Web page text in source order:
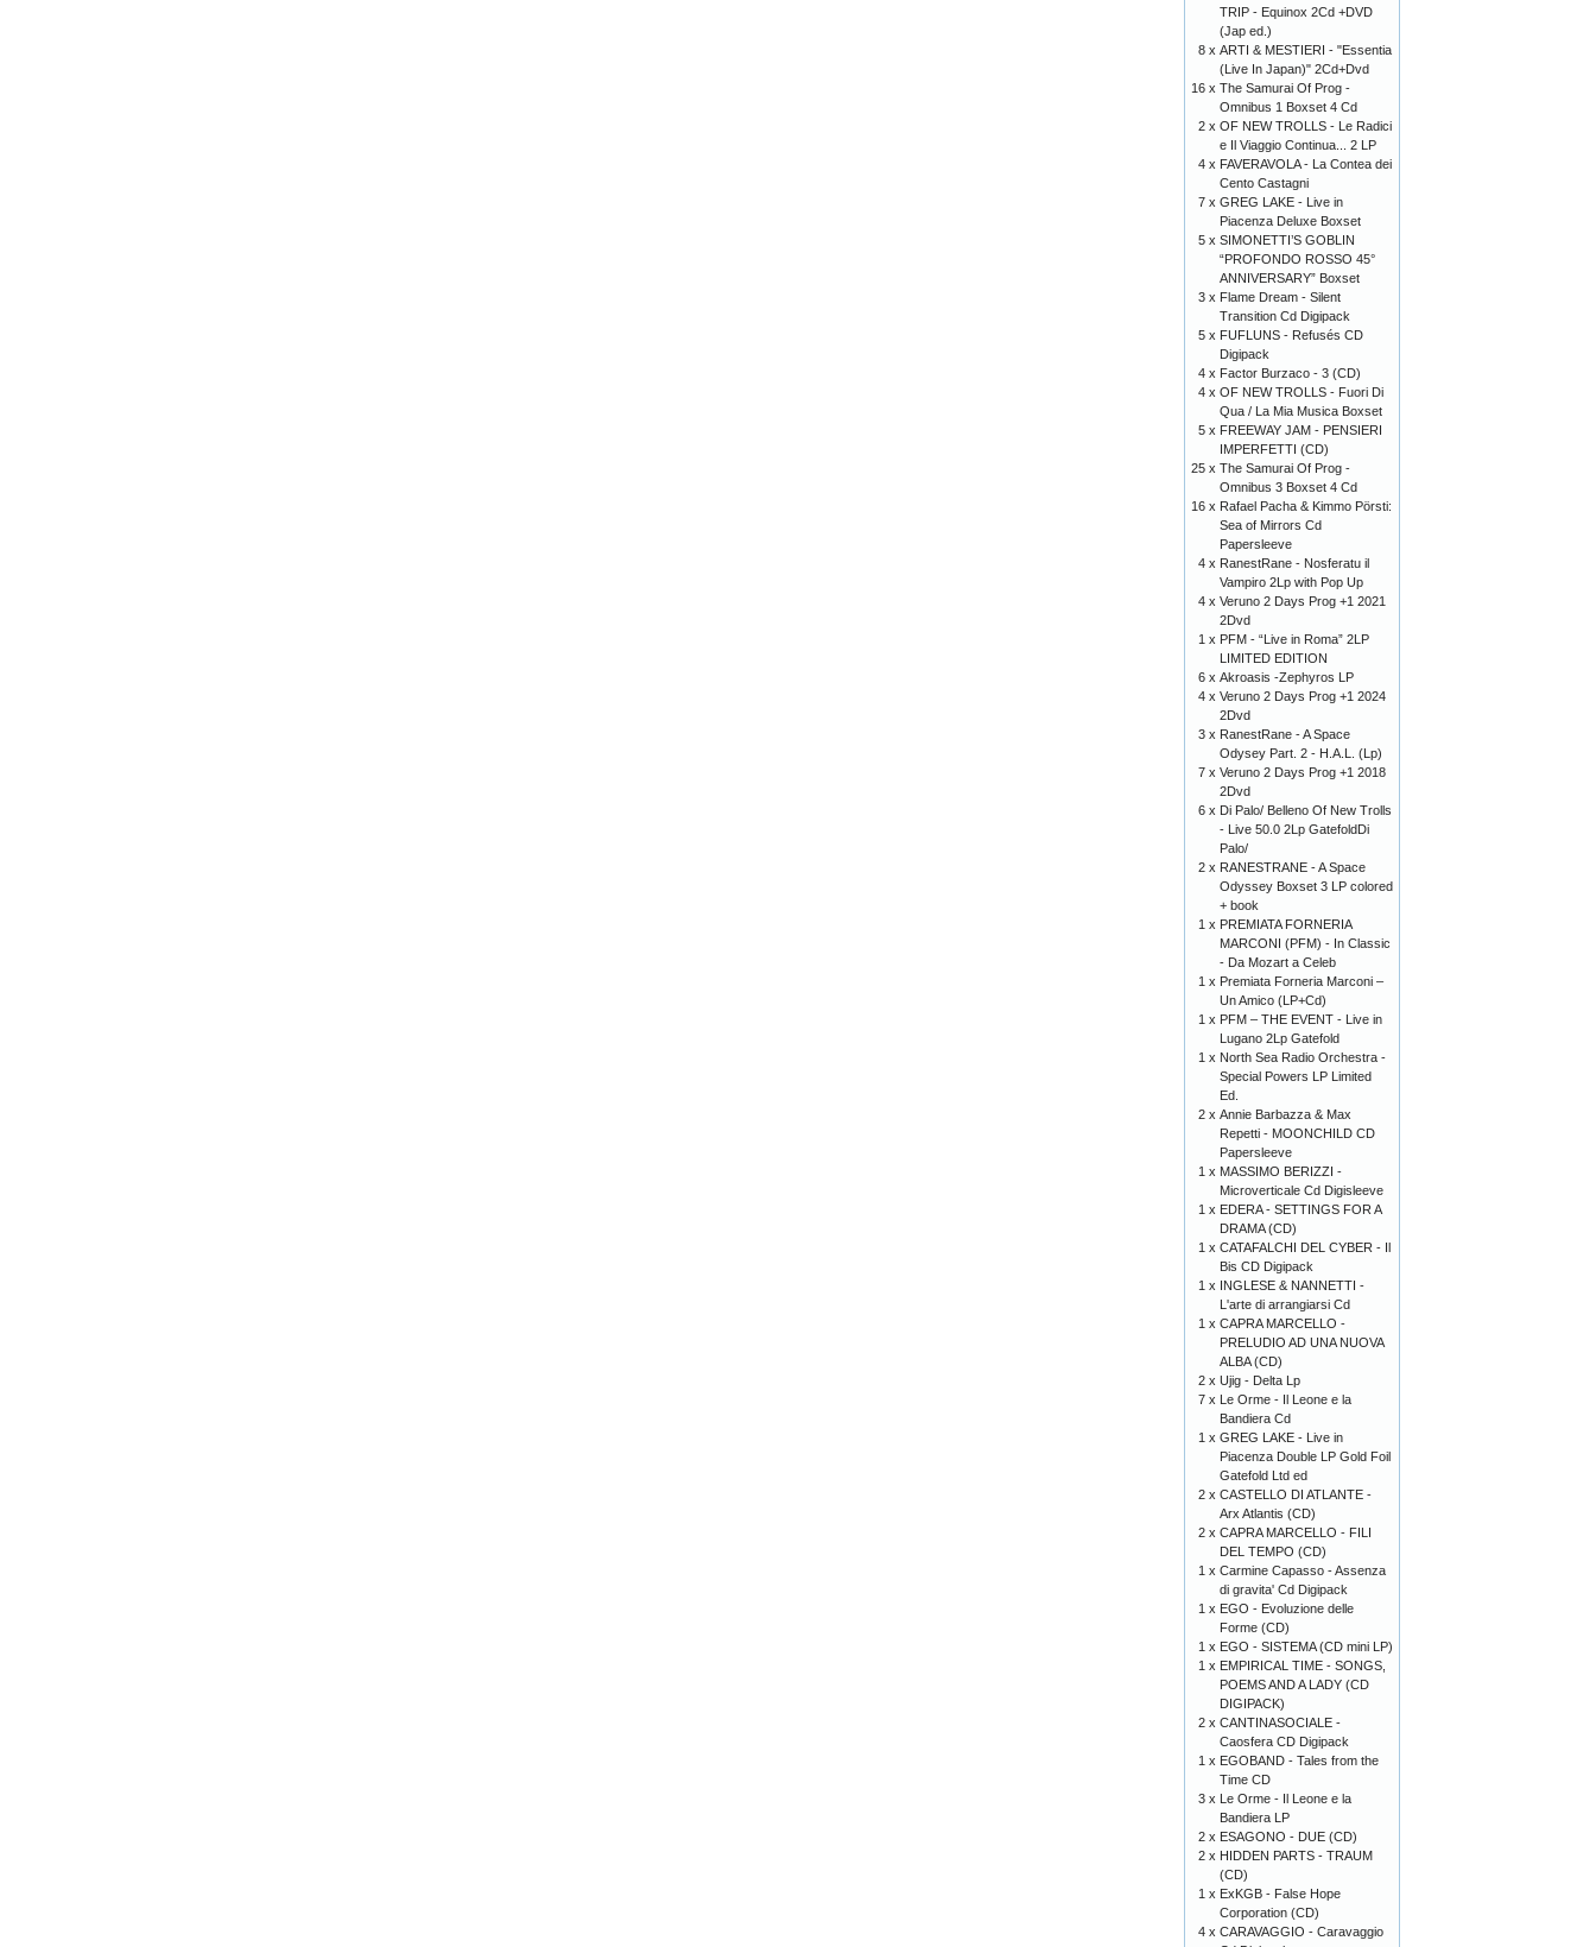
TRIP - Equinox 2Cd +DVD
(Jap ed.)
8 x ARTI & MESTIERI - "Essentia
(Live In Japan)" 2Cd+Dvd
16 x The Samurai Of Prog -
Omnibus 1 Boxset 4 Cd
2 x OF NEW TROLLS - Le Radici
e Il Viaggio Continua... 2 LP
4 x FAVERAVOLA - La Contea dei
Cento Castagni
7 x GREG LAKE - Live in
Piacenza Deluxe Boxset
5 x SIMONETTI’S GOBLIN
“PROFONDO ROSSO 45°
ANNIVERSARY” Boxset
3 x Flame Dream - Silent
Transition Cd Digipack
5 x FUFLUNS - Refusés CD
Digipack
4 x Factor Burzaco - 3 (CD)
4 x OF NEW TROLLS - Fuori Di
Qua / La Mia Musica Boxset
5 x FREEWAY JAM - PENSIERI
IMPERFETTI (CD)
25 x The Samurai Of Prog -
Omnibus 3 Boxset 4 Cd
16 x Rafael Pacha & Kimmo Pörsti:
Sea of Mirrors Cd
Papersleeve
4 x RanestRane - Nosferatu il
Vampiro 2Lp with Pop Up
4 x Veruno 2 Days Prog +1 2021
2Dvd
1 x PFM - “Live in Roma” 2LP
LIMITED EDITION
6 x Akroasis -Zephyros LP
4 x Veruno 2 Days Prog +1 2024
2Dvd
3 x RanestRane - A Space
Odysey Part. 2 - H.A.L. (Lp)
7 x Veruno 2 Days Prog +1 2018
2Dvd
6 x Di Palo/ Belleno Of New Trolls
- Live 50.0 2Lp GatefoldDi
Palo/
2 x RANESTRANE - A Space
Odyssey Boxset 3 LP colored
+ book
1 x PREMIATA FORNERIA
MARCONI (PFM) - In Classic
- Da Mozart a Celeb
1 x Premiata Forneria Marconi –
Un Amico (LP+Cd)
1 x PFM – THE EVENT - Live in
Lugano 2Lp Gatefold
1 x North Sea Radio Orchestra -
Special Powers LP Limited
Ed.
2 x Annie Barbazza & Max
Repetti - MOONCHILD CD
Papersleeve
1 x MASSIMO BERIZZI -
Microverticale Cd Digisleeve
1 x EDERA - SETTINGS FOR A
DRAMA (CD)
1 x CATAFALCHI DEL CYBER - Il
Bis CD Digipack
1 x INGLESE & NANNETTI -
L'arte di arrangiarsi Cd
1 x CAPRA MARCELLO -
PRELUDIO AD UNA NUOVA
ALBA (CD)
2 x Ujig - Delta Lp
7 x Le Orme - Il Leone e la
Bandiera Cd
1 x GREG LAKE - Live in
Piacenza Double LP Gold Foil
Gatefold Ltd ed
2 x CASTELLO DI ATLANTE -
Arx Atlantis (CD)
2 x CAPRA MARCELLO - FILI
DEL TEMPO (CD)
1 x Carmine Capasso - Assenza
di gravita' Cd Digipack
1 x EGO - Evoluzione delle
Forme (CD)
1 x EGO - SISTEMA (CD mini LP)
1 x EMPIRICAL TIME - SONGS,
POEMS AND A LADY (CD
DIGIPACK)
2 x CANTINASOCIALE -
Caosfera CD Digipack
1 x EGOBAND - Tales from the
Time CD
3 x Le Orme - Il Leone e la
Bandiera LP
2 x ESAGONO - DUE (CD)
2 x HIDDEN PARTS - TRAUM
(CD)
1 x ExKGB - False Hope
Corporation (CD)
4 x CARAVAGGIO - Caravaggio